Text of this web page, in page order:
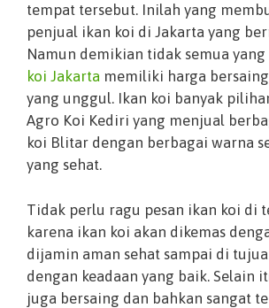
tempat tersebut. Inilah yang
penjual ikan koi di Jakarta yang
Namun demikian tidak semua yang
koi Jakarta memiliki harga
yang unggul. Ikan koi banyak
Agro Koi Kediri yang menjual
koi Blitar dengan berbagai warna
yang sehat.
Tidak perlu ragu pesan ikan koi di
karena ikan koi akan dikemas
dijamin aman sehat sampai di
dengan keadaan yang baik. Selain
juga bersaing dan bahkan sangat